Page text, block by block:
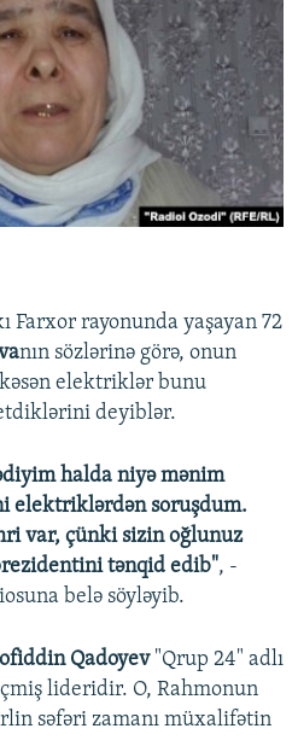
Farxor rayonunda yaşayan 72
nın sözlərinə görə, onun
elektriklər bunu
deyiblər.
halda niyə mənim
elektriklərdən soruşdum.
var, çünki sizin oğlunuz
tənqid edib", -
belə söyləyib.
Qadoyev"Qrup 24" adlı
lideridir. O, Rahmonun
səfəri zamanı müxalifətin